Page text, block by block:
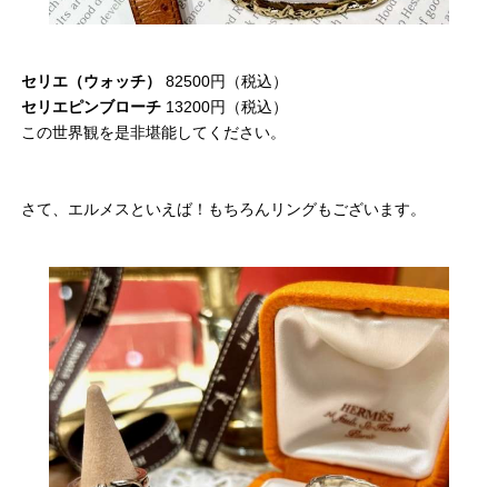
セリエ（ウォッチ） 82500円（税込）
セリエピンブローチ 13200円（税込）
この世界観を是非堪能してください。
さて、エルメスといえば！もちろんリングもございます。